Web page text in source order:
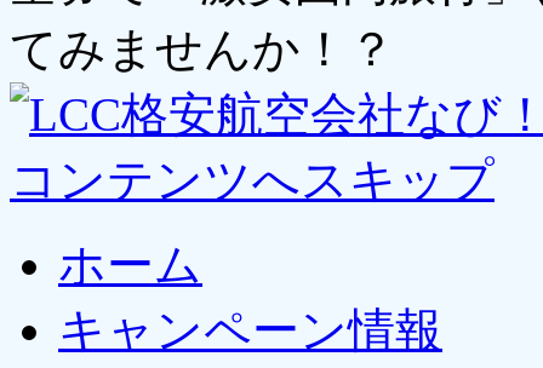
てみませんか！？
コンテンツへスキップ
ホーム
キャンペーン情報